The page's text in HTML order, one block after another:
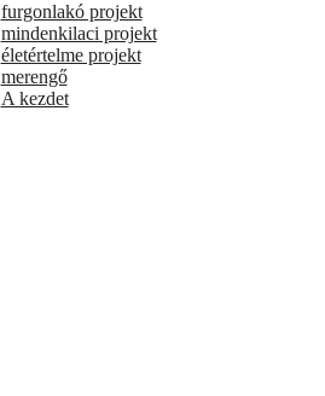
furgonlakó projekt
mindenkilaci projekt
életértelme projekt
merengő
A kezdet